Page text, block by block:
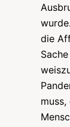
die